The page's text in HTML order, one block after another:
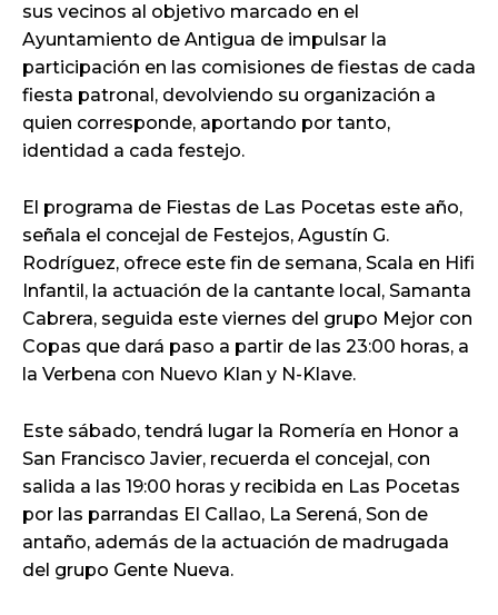
sus vecinos al objetivo marcado en el
Ayuntamiento de Antigua de impulsar la
participación en las comisiones de fiestas de cada
fiesta patronal, devolviendo su organización a
quien corresponde, aportando por tanto,
identidad a cada festejo.
El programa de Fiestas de Las Pocetas este año,
señala el concejal de Festejos, Agustín G.
Rodríguez, ofrece este fin de semana, Scala en Hifi
Infantil, la actuación de la cantante local, Samanta
Cabrera, seguida este viernes del grupo Mejor con
Copas que dará paso a partir de las 23:00 horas, a
la Verbena con Nuevo Klan y N-Klave.
Este sábado, tendrá lugar la Romería en Honor a
San Francisco Javier, recuerda el concejal, con
salida a las 19:00 horas y recibida en Las Pocetas
por las parrandas El Callao, La Serená, Son de
antaño, además de la actuación de madrugada
del grupo Gente Nueva.